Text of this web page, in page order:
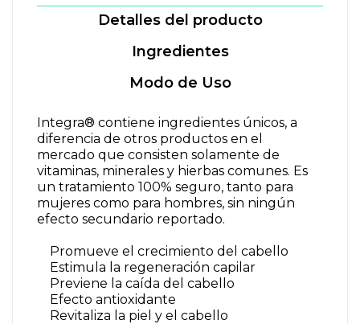
Detalles del producto
Ingredientes
Modo de Uso
Integra® contiene ingredientes únicos, a
diferencia de otros productos en el
mercado que consisten solamente de
vitaminas, minerales y hierbas comunes. Es
un tratamiento 100% seguro, tanto para
mujeres como para hombres, sin ningún
efecto secundario reportado.
Promueve el crecimiento del cabello
Estimula la regeneración capilar
Previene la caída del cabello
Efecto antioxidante
Revitaliza la piel y el cabello